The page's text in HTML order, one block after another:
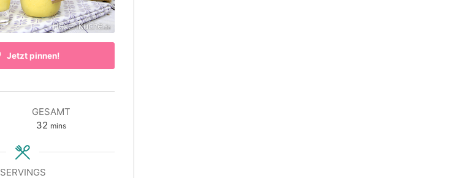
Jetzt pinnen!
GESAMT
32 minutes
mins
SERVINGS